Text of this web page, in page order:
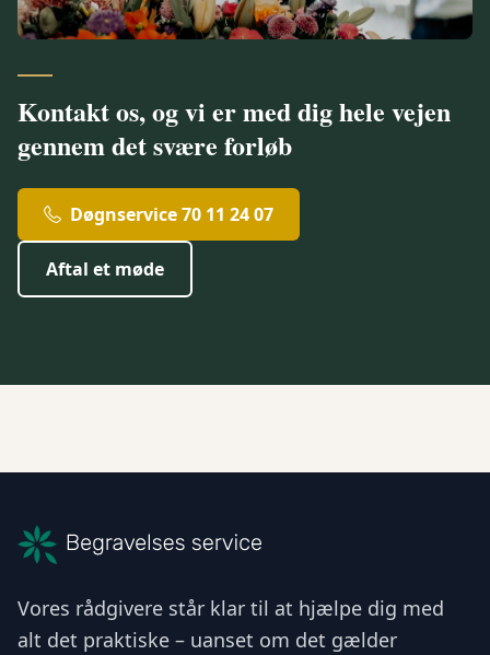
Kontakt os, og vi er med dig hele vejen
gennem det svære forløb
Døgnservice 70 11 24 07
Aftal et møde
Vores rådgivere står klar til at hjælpe dig med
alt det praktiske – uanset om det gælder